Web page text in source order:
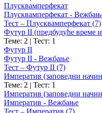
Плусквамперфекат
Плусквамперфекат -
Тест – Плусквамперфекат (7)
Футур II (предбудуће време
Теме: 2 | Тест: 1
Футур II
Футур II - Вежбање
Тест – Футур II (7)
Императив (заповедни
Теме: 2 | Тест: 1
Императив (заповедни
Императив - Вежбање